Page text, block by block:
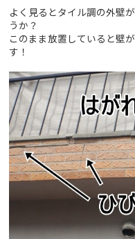
よく見るとタイル調の外壁
うか？
このまま放置していると壁
す！